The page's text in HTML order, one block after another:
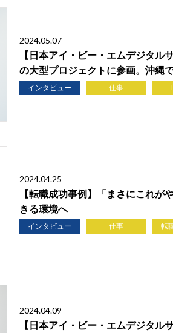
2024.05.07
【日本アイ・ビー・エムデジタル
の大型プロジェクトに参画。沖縄
インタビュー 仕事
2024.04.25
【転職成功事例】「まさにこれが
きる環境へ
インタビュー 仕事 転
2024.04.09
【日本アイ・ビー・エムデジタ